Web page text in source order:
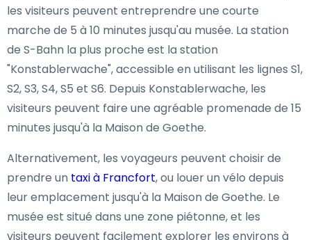
les visiteurs peuvent entreprendre une courte
marche de 5 à 10 minutes jusqu'au musée. La station
de S-Bahn la plus proche est la station
"Konstablerwache", accessible en utilisant les lignes S1,
S2, S3, S4, S5 et S6. Depuis Konstablerwache, les
visiteurs peuvent faire une agréable promenade de 15
minutes jusqu'à la Maison de Goethe.
Alternativement, les voyageurs peuvent choisir de
prendre un taxi à Francfort, ou louer un vélo depuis
leur emplacement jusqu'à la Maison de Goethe. Le
musée est situé dans une zone piétonne, et les
visiteurs peuvent facilement explorer les environs à